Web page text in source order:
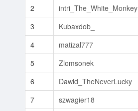
2
intri_The_White_Monkey
3
Kubaxdob_
4
matizal777
5
Zlomsonek
6
Dawid_TheNeverLucky
7
szwagier18